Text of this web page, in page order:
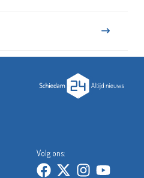
Volg ons: